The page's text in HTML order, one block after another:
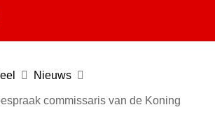
Nieuws
commissaris van de Koning